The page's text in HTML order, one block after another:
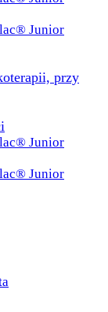
Junior
przy
Junior
Junior